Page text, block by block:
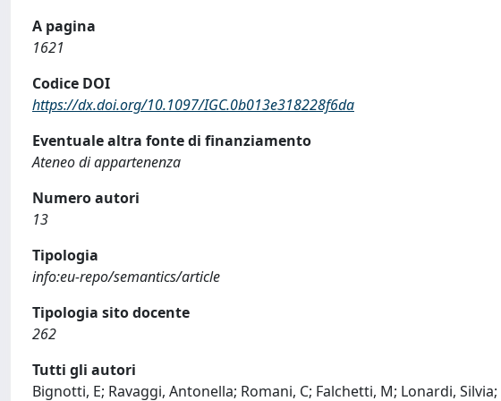
A pagina
1621
Codice DOI
https://dx.doi.org/10.1097/IGC.0b013e318228f6da
Eventuale altra fonte di finanziamento
Ateneo di appartenenza
Numero autori
13
Tipologia
info:eu-repo/semantics/article
Tipologia sito docente
262
Tutti gli autori
Bignotti, E; Ravaggi, Antonella; Romani, C; Falchetti, M; Lonardi,